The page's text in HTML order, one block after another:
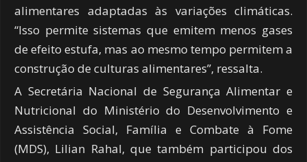
alimentares adaptadas às variações climáticas.
“Isso permite sistemas que emitem menos gases
de efeito estufa, mas ao mesmo tempo permitem a
construção de culturas alimentares”, ressalta.
A Secretária Nacional de Segurança Alimentar e
Nutricional do Ministério do Desenvolvimento e
Assistência Social, Família e Combate à Fome
(MDS), Lilian Rahal, que também participou dos